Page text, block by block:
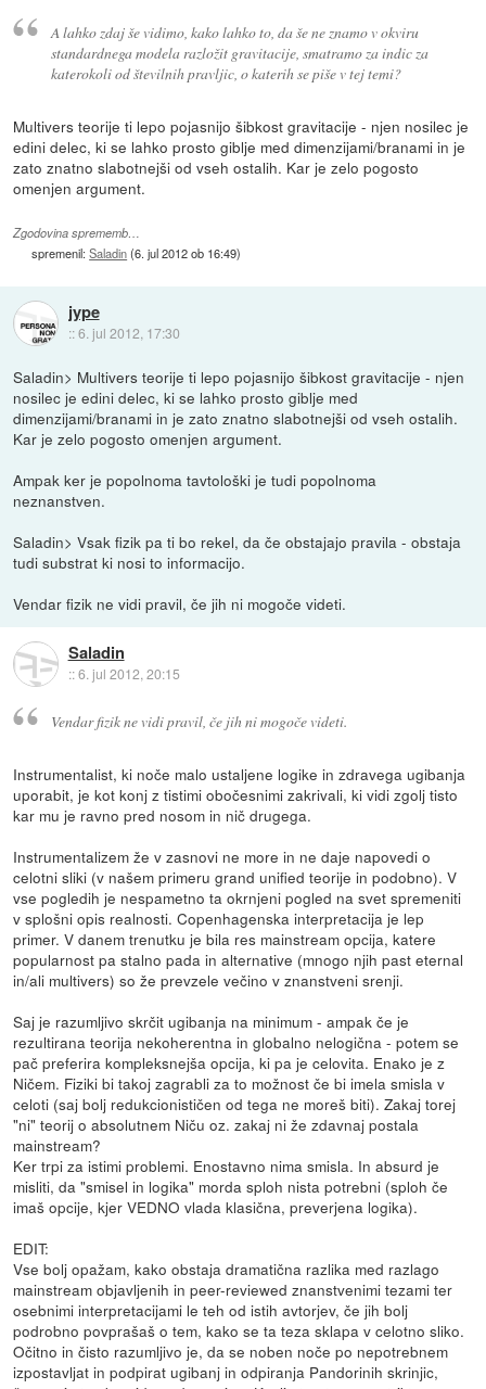
A lahko zdaj še vidimo, kako lahko to, da še ne znamo v okviru
standardnega modela razložit gravitacije, smatramo za indic za
katerokoli od številnih pravljic, o katerih se piše v tej temi?
Multivers teorije ti lepo pojasnijo šibkost gravitacije - njen nosilec je
edini delec, ki se lahko prosto giblje med dimenzijami/branami in je
zato znatno slabotnejši od vseh ostalih. Kar je zelo pogosto
omenjen argument.
Zgodovina sprememb…
spremenil:Saladin(6. jul 2012 ob 16:49)
jype
::6. jul 2012, 17:30
Saladin> Multivers teorije ti lepo pojasnijo šibkost gravitacije - njen
nosilec je edini delec, ki se lahko prosto giblje med
dimenzijami/branami in je zato znatno slabotnejši od vseh ostalih.
Kar je zelo pogosto omenjen argument.
Ampak ker je popolnoma tavtološki je tudi popolnoma
neznanstven.
Saladin> Vsak fizik pa ti bo rekel, da če obstajajo pravila - obstaja
tudi substrat ki nosi to informacijo.
Vendar fizik ne vidi pravil, če jih ni mogoče videti.
Saladin
::6. jul 2012, 20:15
Vendar fizik ne vidi pravil, če jih ni mogoče videti.
Instrumentalist, ki noče malo ustaljene logike in zdravega ugibanja
uporabit, je kot konj z tistimi obočesnimi zakrivali, ki vidi zgolj tisto
kar mu je ravno pred nosom in nič drugega.
Instrumentalizem že v zasnovi ne more in ne daje napovedi o
celotni sliki (v našem primeru grand unified teorije in podobno). V
vse pogledih je nespametno ta okrnjeni pogled na svet spremeniti
v splošni opis realnosti. Copenhagenska interpretacija je lep
primer. V danem trenutku je bila res mainstream opcija, katere
popularnost pa stalno pada in alternative (mnogo njih past eternal
in/ali multivers) so že prevzele večino v znanstveni srenji.
Saj je razumljivo skrčit ugibanja na minimum - ampak če je
rezultirana teorija nekoherentna in globalno nelogična - potem se
pač preferira kompleksnejša opcija, ki pa je celovita. Enako je z
Ničem. Fiziki bi takoj zagrabli za to možnost če bi imela smisla v
celoti (saj bolj redukcionističen od tega ne moreš biti). Zakaj torej
"ni" teorij o absolutnem Niču oz. zakaj ni že zdavnaj postala
mainstream?
Ker trpi za istimi problemi. Enostavno nima smisla. In absurd je
misliti, da "smisel in logika" morda sploh nista potrebni (sploh če
imaš opcije, kjer VEDNO vlada klasična, preverjena logika).
EDIT:
Vse bolj opažam, kako obstaja dramatična razlika med razlago
mainstream objavljenih in peer-reviewed znanstvenimi tezami ter
osebnimi interpretacijami le teh od istih avtorjev, če jih bolj
podrobno povprašaš o tem, kako se ta teza sklapa v celotno sliko.
Očitno in čisto razumljivo je, da se noben noče po nepotrebnem
izpostavljat in podpirat ugibanj in odpiranja Pandorinih skrinjic,